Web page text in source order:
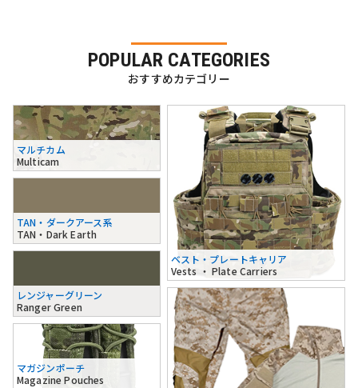
POPULAR CATEGORIES
おすすめカテゴリー
マルチカム
Multicam
TAN・ダークアース系
TAN・Dark Earth
レンジャーグリーン
Ranger Green
ベスト・プレートキャリア
Vests ・ Plate Carriers
マガジンポーチ
Magazine Pouches